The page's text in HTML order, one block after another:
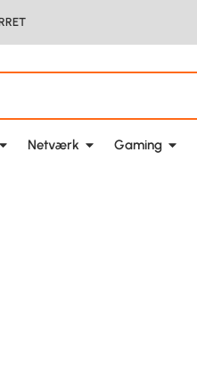
Netværk Gaming